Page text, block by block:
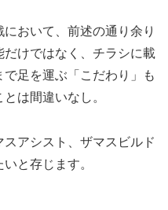
おいて、前述の通り余り
けではなく、チラシに載
足を運ぶ「こだわり」も
は間違いなし。
アシスト、ザマスビルド
と存じます。